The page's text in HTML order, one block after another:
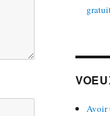
Avoir